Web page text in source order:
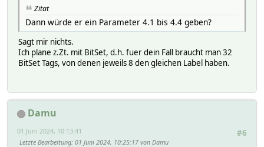
Zitat
Dann würde er ein Parameter 4.1 bis 4.4 geben?
Sagt mir nichts.
Ich plane z.Zt. mit BitSet, d.h. fuer dein Fall braucht man 32
BitSet Tags, von denen jeweils 8 den gleichen Label haben.
Damu
#6
01 Juni 2024, 10:13:41
Letzte Bearbeitung: 01 Juni 2024, 10:25:17 von Damu